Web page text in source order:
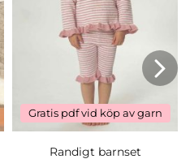
Gratis pdf vid köp av garn
Randigt barnset